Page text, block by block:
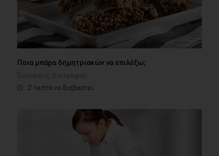
Ποια μπάρα δημητριακών να επιλέξω;
Συστάσεις Διατροφής
2 λεπτά να διαβαστεί